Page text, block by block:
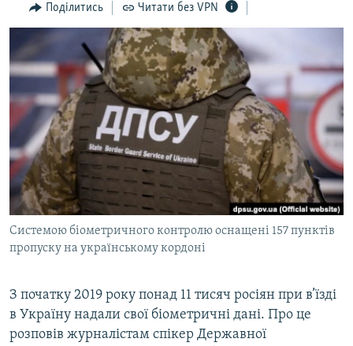
пошукуІНТЕРВ'Ю
ВСЕ ЗА ДЕНЬ
СПЕЦПРОЕКТИ
ДЕПОРТАЦІЯ
ВІДЕОУРОКИ «ELIFBE»
СВІДЧЕННЯ ОКУПАЦІЇ
УКРАЇНСЬКА ПРОБЛЕМА КРИМУ
ІНФОГРАФІКА
ЯК ОБІЙТИ БЛОКУВАННЯ
Русский
Qırımtatar
ДОЛУЧАЙСЯ!
Поділитись Читати без VPN
Системою біометричного контролю оснащені 157 пунктів
пропуску на українському кордоні
З початку 2019 року понад 11 тисяч росіян при в’їзді
в Україну надали свої біометричні дані. Про це
розповів журналістам спікер Державної